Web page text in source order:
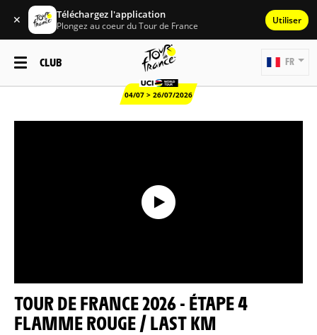
✕ Téléchargez l'application
Plongez au coeur du Tour de France Utiliser
CLUB
04/07 > 26/07/2026
FR
TOUR DE FRANCE 2026 - ÉTAPE 4
FLAMME ROUGE / LAST KM